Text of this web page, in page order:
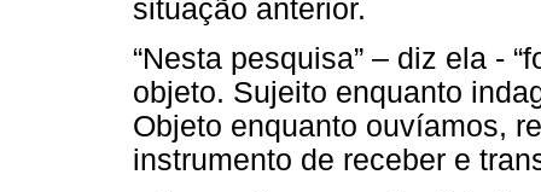
situação anterior.
“Nesta pesquisa” – diz ela -
objeto. Sujeito enquanto
Objeto enquanto ouvíamos,
instrumento de receber e